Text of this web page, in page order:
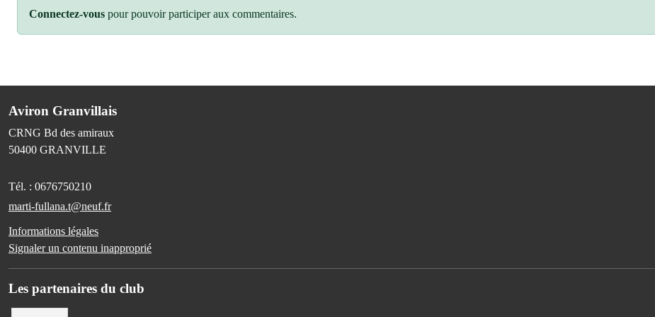
Connectez-vous pour pouvoir participer aux commentaires.
Aviron Granvillais
CRNG Bd des amiraux
50400 GRANVILLE
Tél. : 0676750210
marti-fullana.t@neuf.fr
Informations légales
Signaler un contenu inapproprié
Les partenaires du club